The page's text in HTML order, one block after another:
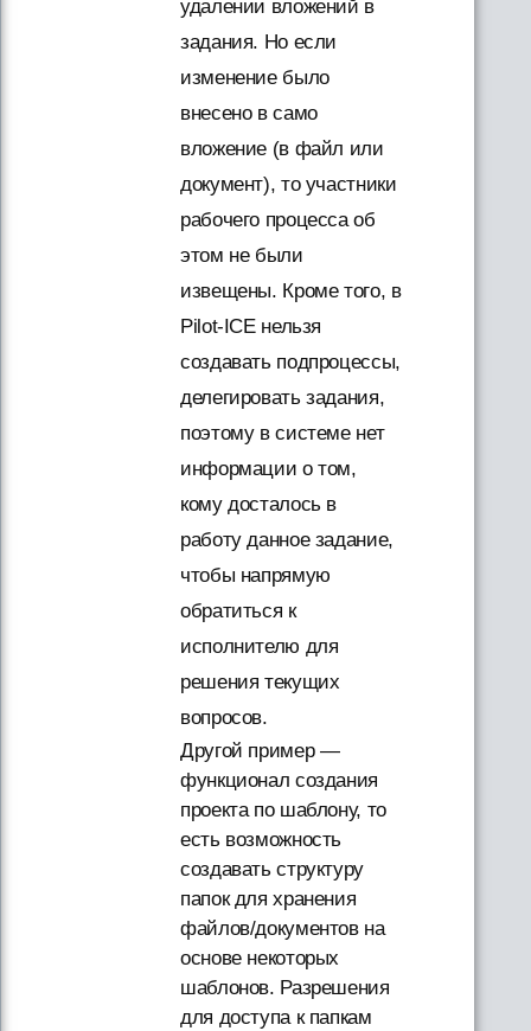
удалении вложений в
задания. Но если
изменение было
внесено в само
вложение (в файл или
документ), то участники
рабочего процесса об
этом не были
извещены. Кроме того, в
Pilot-ICE нельзя
создавать подпроцессы,
делегировать задания,
поэтому в системе нет
информации о том,
кому досталось в
работу данное задание,
чтобы напрямую
обратиться к
исполнителю для
решения текущих
вопросов.
Другой пример —
функционал создания
проекта по шаблону, то
есть возможность
создавать структуру
папок для хранения
файлов/документов на
основе некоторых
шаблонов. Разрешения
для доступа к папкам